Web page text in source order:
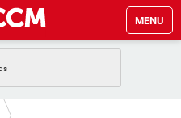
MENU